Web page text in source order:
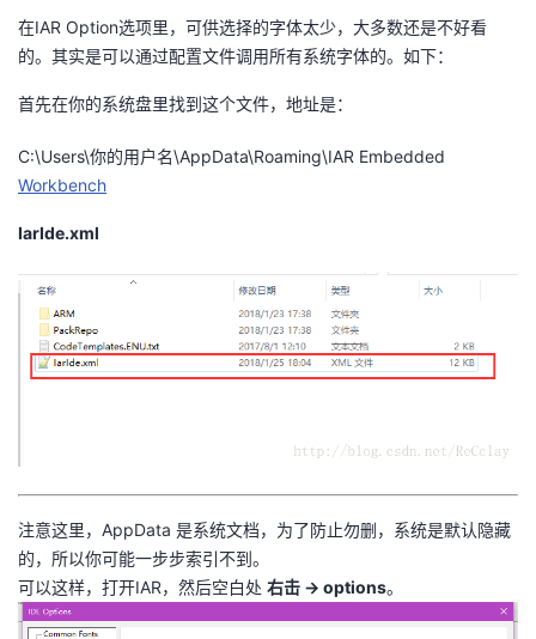
人
我
发
我
的
我
坛
圈
子
的
直
我
的
我
在IAR Option选项里，可供选择的字体太少，大多数还是不好看
的。其实是可以通过配置文件调用所有系统字体的。如下：
首先在你的系统盘里找到这个文件，地址是：
C:\Users\你的用户名\AppData\Roaming\IAR Embedded
Workbench
IarIde.xml
注意这里，AppData 是系统文档，为了防止勿删，系统是默认隐藏
的，所以你可能一步步索引不到。
可以这样，打开IAR，然后空白处 右击 -> options。